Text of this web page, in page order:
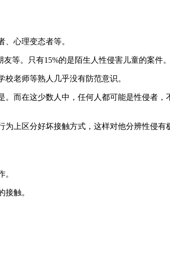
心理变态者等。
等。只有15%的是陌生人性侵害儿童的案件。
老师等熟人几乎没有防范意识。
而在这少数人中，任何人都可能是性侵者，
上区分好坏接触方式，这样对他分辨性侵有
触。